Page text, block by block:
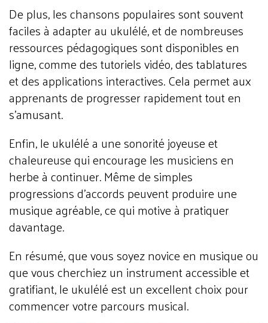
De plus, les chansons populaires sont souvent
faciles à adapter au ukulélé, et de nombreuses
ressources pédagogiques sont disponibles en
ligne, comme des tutoriels vidéo, des tablatures
et des applications interactives. Cela permet aux
apprenants de progresser rapidement tout en
s’amusant.
Enfin, le ukulélé a une sonorité joyeuse et
chaleureuse qui encourage les musiciens en
herbe à continuer. Même de simples
progressions d'accords peuvent produire une
musique agréable, ce qui motive à pratiquer
davantage.
En résumé, que vous soyez novice en musique ou
que vous cherchiez un instrument accessible et
gratifiant, le ukulélé est un excellent choix pour
commencer votre parcours musical.